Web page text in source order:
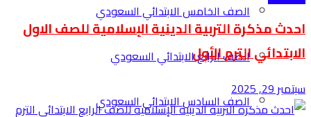
الصف الخامس الابتدائي السعودي
الصف الرابع الابتدائي السعودي
الصف السادس الابتدائي السعودي
احدث مذكرة التربية الدينية الإسلامية للصف الاول
الابتدائي الترم الأول
سبتمبر 29, 2025